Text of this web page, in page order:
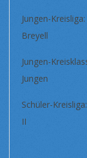
Jungen-
Jungen-
Schüler-
II 3